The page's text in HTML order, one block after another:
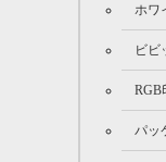
ホワ
ビビ
RGB
パッ